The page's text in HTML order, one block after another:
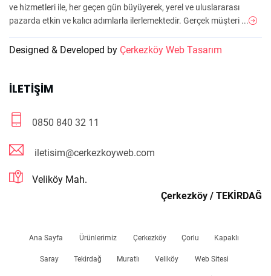
ve hizmetleri ile, her geçen gün büyüyerek, yerel ve uluslararası
pazarda etkin ve kalıcı adımlarla ilerlemektedir. Gerçek müşteri ...
Designed & Developed by Çerkezköy Web Tasarım
İLETIŞIM
0850 840 32 11
iletisim@cerkezkoyweb.com
Veliköy Mah.
Çerkezköy / TEKİRDAĞ
Ana Sayfa Ürünlerimiz Çerkezköy Çorlu Kapaklı
Saray Tekirdağ Muratlı Veliköy Web Sitesi